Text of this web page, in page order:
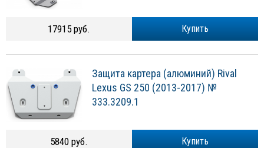
Купить
17915 руб.
Защита картера (алюминий) Rival
Lexus GS 250 (2013-2017) №
333.3209.1
Купить
5840 руб.